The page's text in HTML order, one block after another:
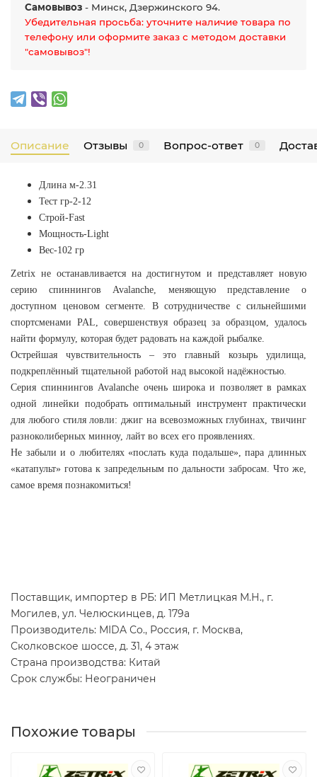
Самовывоз - Минск, Дзержинского 94.
Убедительная просьба: уточните наличие товара по
телефону или оформите заказ с методом доставки
"самовывоз"!
Описание Отзывы 0 Вопрос-ответ 0
Длина м-2.31
Тест гр-2-12
Строй-Fast
Мощность-Light
Вес-102 гр
Zetrix не останавливается на достигнутом и представляет новую
серию спиннингов Avalanche, меняющую представление о
доступном ценовом сегменте. В сотрудничестве с сильнейшими
спортсменами PAL, совершенствуя образец за образцом, удалось
найти формулу, которая будет радовать на каждой рыбалке.
Острейшая чувствительность – это главный козырь удилища,
подкреплённый тщательной работой над высокой надёжностью.
Серия спиннингов Avalanche очень широка и позволяет в рамках
одной линейки подобрать оптимальный инструмент практически
для любого стиля ловли: джиг на всевозможных глубинах, твичинг
разноколиберных минноу, лайт во всех его проявлениях.
Не забыли и о любителях «послать куда подальше», пара длинных
«катапульт» готова к запредельным по дальности забросам. Что же,
самое время познакомиться!
Поставщик, импортер в РБ: ИП Метлицкая М.Н., г.
Могилев, ул. Челюскинцев, д. 179а
Производитель: МIDA Сo., Россия, г. Москва,
Сколковское шоссе, д. 31, 4 этаж
Страна производства: Китай
Срок службы: Неограничен
Похожие товары